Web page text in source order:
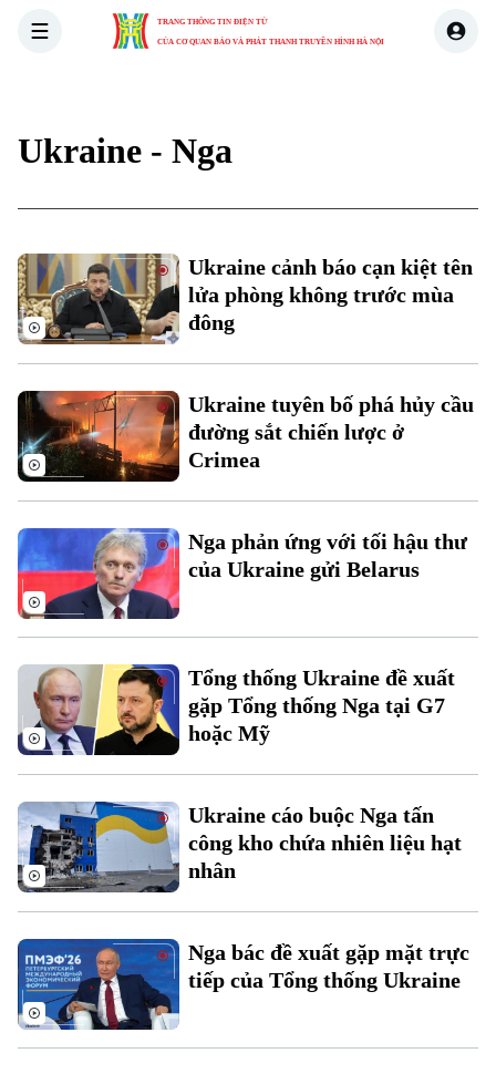
TRANG THÔNG TIN ĐIỆN TỬ
CỦA CƠ QUAN BÁO VÀ PHÁT THANH TRUYỀN HÌNH HÀ NỘI
Xu hướng
Chuyên mục
Thời sự
Ukraine - Nga
Ukraine cảnh báo cạn kiệt tên
lửa phòng không trước mùa
đông
Ukraine tuyên bố phá hủy cầu
đường sắt chiến lược ở
Crimea
Nga phản ứng với tối hậu thư
của Ukraine gửi Belarus
Tổng thống Ukraine đề xuất
gặp Tổng thống Nga tại G7
hoặc Mỹ
Ukraine cáo buộc Nga tấn
công kho chứa nhiên liệu hạt
nhân
Nga bác đề xuất gặp mặt trực
tiếp của Tổng thống Ukraine